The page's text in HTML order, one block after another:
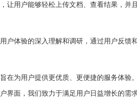
让用户能够轻松上传文档、查看结果，并
户体验的深入理解和调研，通过用户反馈
在为用户提供更优质、更便捷的服务体验
界面，我们致力于满足用户日益增长的需